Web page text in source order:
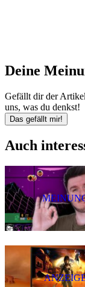
Deine
Gefällt dir der
uns, was du denkst!
Das gefällt mir!
Auch